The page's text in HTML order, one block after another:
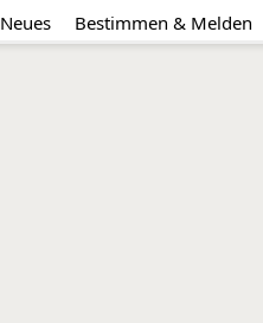
Neues Bestimmen & Melden